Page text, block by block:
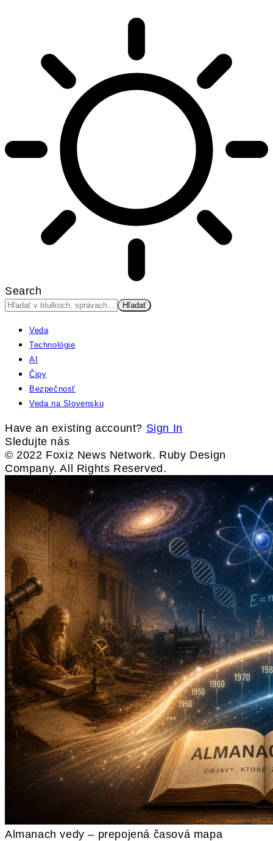
Search
Veda
Technológie
AI
Čipy
Bezpečnosť
Veda na Slovensku
Have an existing account? Sign In
Sledujte nás
© 2022 Foxiz News Network. Ruby Design
Company. All Rights Reserved.
Almanach vedy – prepojená časová mapa